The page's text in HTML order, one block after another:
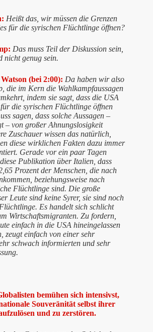
Heißt das, wir müssen die Grenzen
für die syrischen Flüchtlinge öffnen?
Das muss Teil der Diskussion sein,
nicht genug sein.
(bei 2:00): Da haben wir also
die im Kern die Wahlkampfaussagen
indem sie sagt, dass die USA
die syrischen Flüchtlinge öffnen
sagen, dass solche Aussagen –
– von großer Ahnungslosigkeit
Zuschauer wissen das natürlich,
diese wirklichen Fakten dazu immer
Gerade vor ein paar Tagen
Publikation über Italien, dass
Prozent der Menschen, die nach
beziehungsweise nach
Flüchtlinge sind. Die große
Leute sind keine Syrer, sie sind noch
Es handelt sich schlicht
Wirtschaftsmigranten. Zu fordern,
einfach in die USA hineingelassen
zeugt einfach von einer sehr
schwach informierten und sehr
bemühen sich intensivst,
Souveränität selbst ihrer
und zu zerstören.